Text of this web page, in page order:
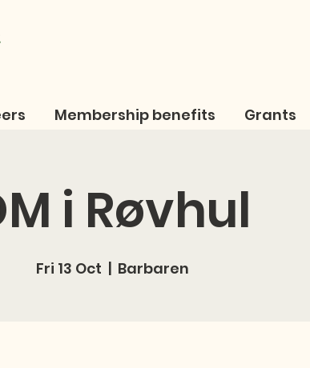
Membership benefits Grants
i Røvhul
Fri 13 Oct
  |
Barbaren